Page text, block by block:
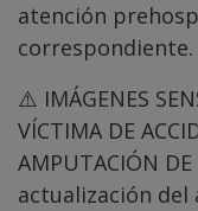
atención
correspondiente.
⚠️ IMÁGENES
VÍCTIMA DE
AMPUTACIÓN
actualización